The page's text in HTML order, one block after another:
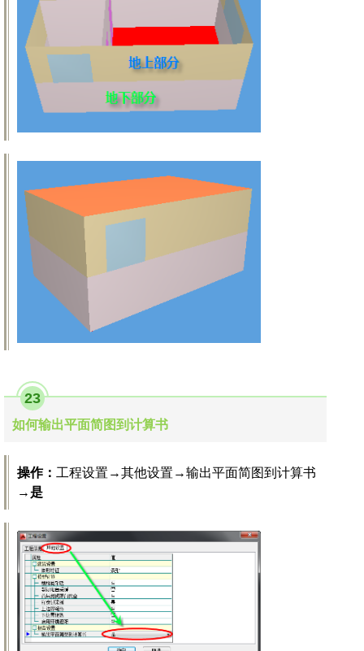
23
如何输出平面简图到计算书
操作： 工程设置→其他设置→输出平面简图到计算书
→是